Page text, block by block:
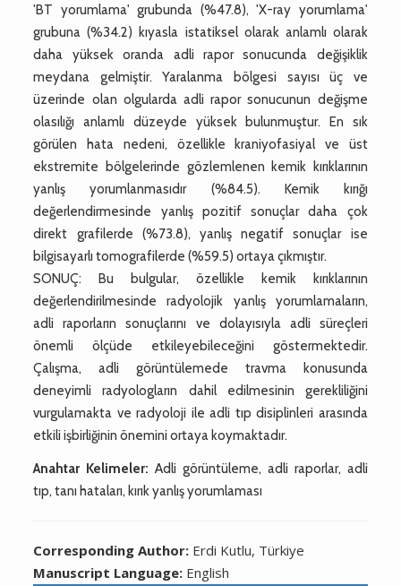
'BT yorumlama' grubunda (%47.8), 'X-ray yorumlama'
grubuna (%34.2) kıyasla istatiksel olarak anlamlı olarak
daha yüksek oranda adli rapor sonucunda değişiklik
meydana gelmiştir. Yaralanma bölgesi sayısı üç ve
üzerinde olan olgularda adli rapor sonucunun değişme
olasılığı anlamlı düzeyde yüksek bulunmuştur. En sık
görülen hata nedeni, özellikle kraniyofasiyal ve üst
ekstremite bölgelerinde gözlemlenen kemik kırıklarının
yanlış yorumlanmasıdır (%84.5). Kemik kırığı
değerlendirmesinde yanlış pozitif sonuçlar daha çok
direkt grafilerde (%73.8), yanlış negatif sonuçlar ise
bilgisayarlı tomografilerde (%59.5) ortaya çıkmıştır.
SONUÇ: Bu bulgular, özellikle kemik kırıklarının
değerlendirilmesinde radyolojik yanlış yorumlamaların,
adli raporların sonuçlarını ve dolayısıyla adli süreçleri
önemli ölçüde etkileyebileceğini göstermektedir.
Çalışma, adli görüntülemede travma konusunda
deneyimli radyologların dahil edilmesinin gerekliliğini
vurgulamakta ve radyoloji ile adli tıp disiplinleri arasında
etkili işbirliğinin önemini ortaya koymaktadır.
Anahtar Kelimeler: Adli görüntüleme, adli raporlar, adli
tıp, tanı hataları, kırık yanlış yorumlaması
Corresponding Author: Erdi Kutlu, Türkiye
Manuscript Language: English